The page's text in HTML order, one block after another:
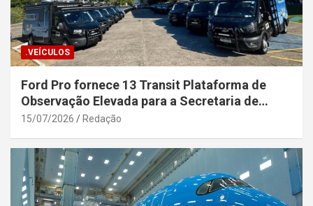
.VEÍCULOS
Ford Pro fornece 13 Transit Plataforma de
Observação Elevada para a Secretaria de
Segurança Pública da Bahia
15/07/2026 Redação